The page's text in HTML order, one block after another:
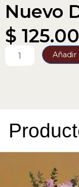
Nuevo
$
Diseño
Añadir